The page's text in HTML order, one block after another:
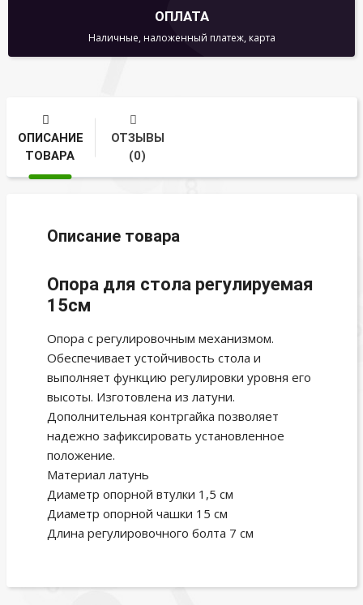
ОПЛАТА
Наличные, наложенный платеж, карта
ОПИСАНИЕ
ТОВАРА
ОТЗЫВЫ
(0)
Описание товара
Опора для стола регулируемая
15см
Опора с регулировочным механизмом.
Обеспечивает устойчивость стола и
выполняет функцию регулировки уровня его
высоты. Изготовлена из латуни.
Дополнительная контргайка позволяет
надежно зафиксировать установленное
положение.
Материал латунь
Диаметр опорной втулки 1,5 см
Диаметр опорной чашки 15 см
Длина регулировочного болта 7 см